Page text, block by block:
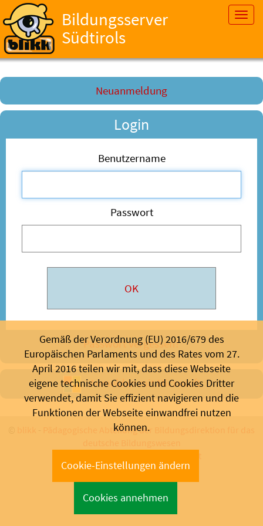
Bildungsserver
Südtirols
Neuanmeldung
Login
Benutzername
Passwort
Passwort vergessen?
Anmelden mit Microsoft
Pädagogische Abteilung der Bildungsdirektion für das
Gemäß der Verordnung (EU) 2016/679 des
Europäischen Parlaments und des Rates vom 27.
April 2016 teilen wir mit, dass diese Webseite
eigene technische Cookies und Cookies Dritter
verwendet, damit Sie effizient navigieren und die
Funktionen der Webseite einwandfrei nutzen
können.
Cookie-Einstellungen ändern
Cookies annehmen